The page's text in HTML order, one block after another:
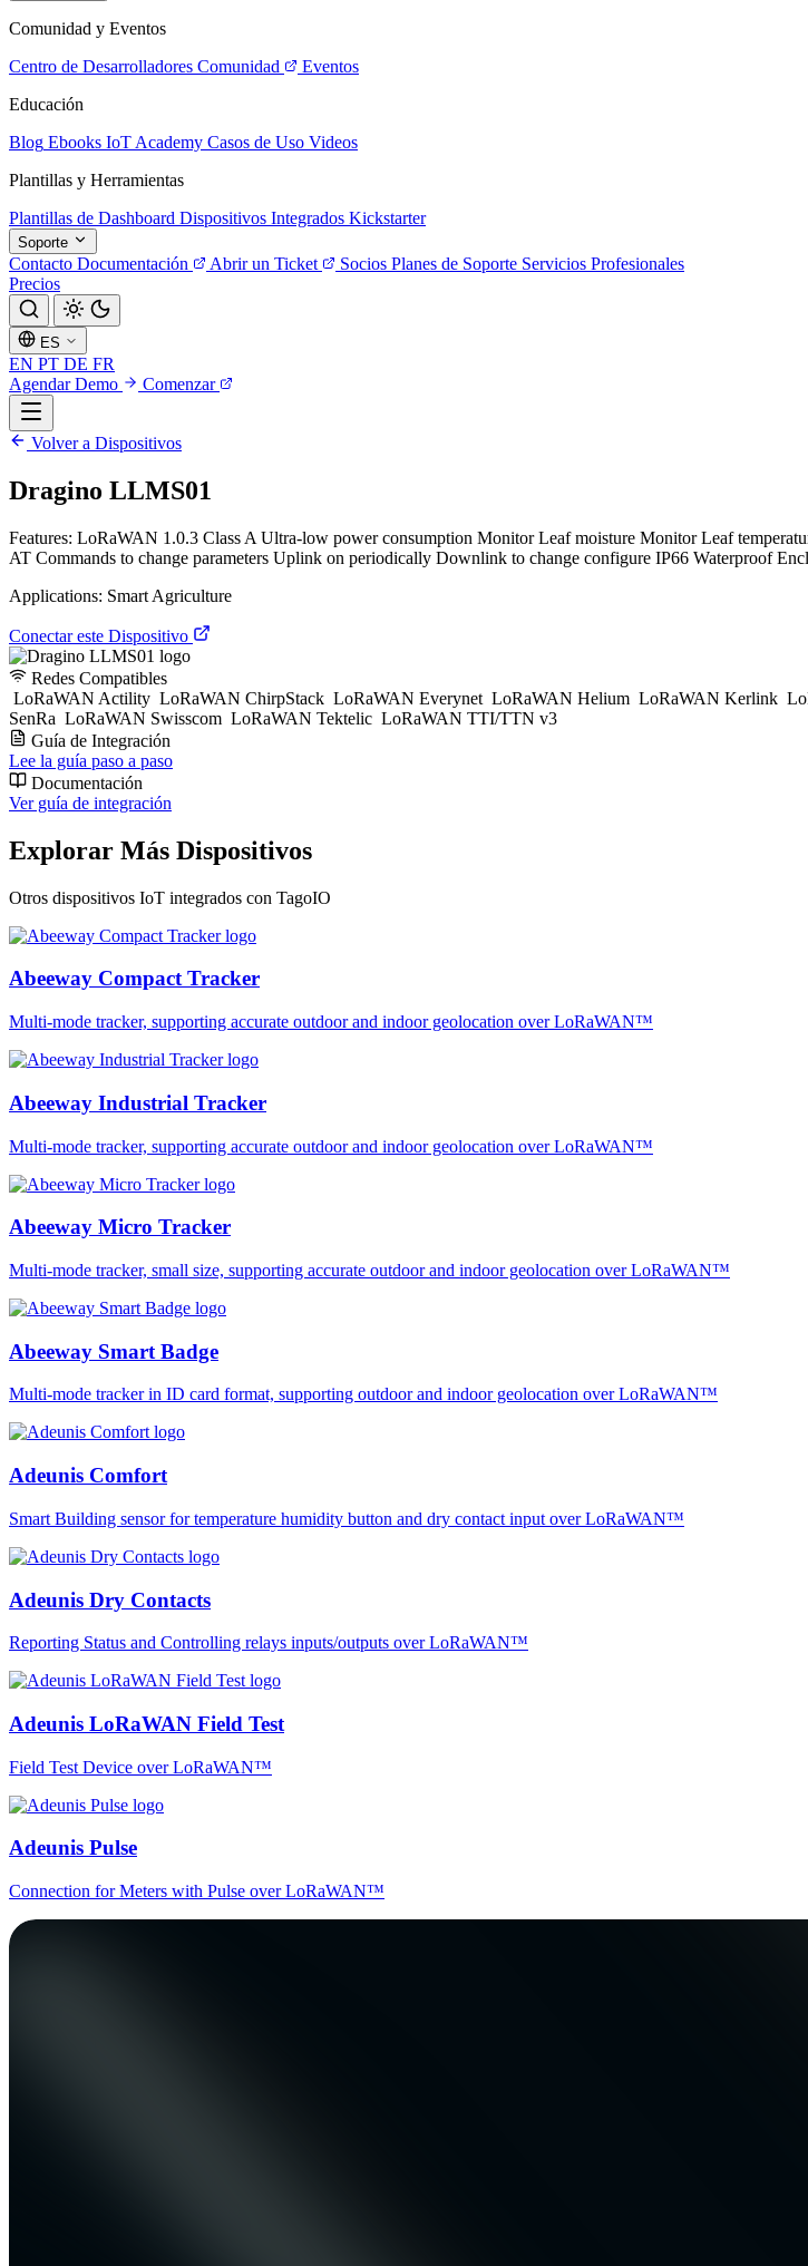
Comunidad y Eventos
Centro de Desarrolladores Comunidad
Eventos
Educación
Blog Ebooks IoT Academy Casos de Uso Videos
Plantillas y Herramientas
Plantillas de Dashboard Dispositivos Integrados Kickstarter
Soporte
Contacto Documentación Abrir un Ticket Socios Planes de Soporte Servicios Profesionales
Precios
ES
EN PT DE FR
Agendar Demo
Comenzar
Volver a Dispositivos
Dragino LLMS01
Features: LoRaWAN 1.0.3 Class A Ultra-low power consumption Monitor Leaf moisture Monitor Leaf
AT Commands to change parameters Uplink on periodically Downlink to change configure IP66 Waterproof
Applications: Smart Agriculture
Conectar este Dispositivo
Redes Compatibles
LoRaWAN Actility LoRaWAN ChirpStack LoRaWAN Everynet LoRaWAN Helium LoRaWAN Kerlink
SenRa LoRaWAN Swisscom LoRaWAN Tektelic LoRaWAN TTI/TTN v3
Guía de Integración
Lee la guía paso a paso
Documentación
Ver guía de integración
Explorar Más Dispositivos
Otros dispositivos IoT integrados con TagoIO
Abeeway Compact Tracker
Multi-mode tracker, supporting accurate outdoor and indoor geolocation over LoRaWAN™
Abeeway Industrial Tracker
Multi-mode tracker, supporting accurate outdoor and indoor geolocation over LoRaWAN™
Abeeway Micro Tracker
Multi-mode tracker, small size, supporting accurate outdoor and indoor geolocation over LoRaWAN™
Abeeway Smart Badge
Multi-mode tracker in ID card format, supporting outdoor and indoor geolocation over LoRaWAN™
Adeunis Comfort
Smart Building sensor for temperature humidity button and dry contact input over LoRaWAN™
Adeunis Dry Contacts
Reporting Status and Controlling relays inputs/outputs over LoRaWAN™
Adeunis LoRaWAN Field Test
Field Test Device over LoRaWAN™
Adeunis Pulse
Connection for Meters with Pulse over LoRaWAN™